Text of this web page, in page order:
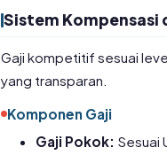
Sistem Kompensasi
Gaji kompetitif sesuai
yang transparan.
Komponen Gaji
Gaji Pokok: Sesuai